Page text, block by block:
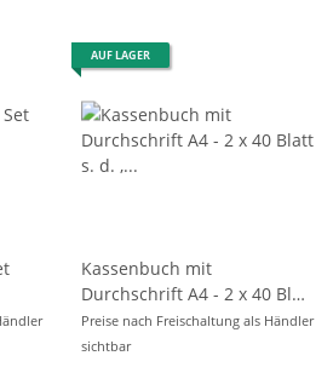
AUF LAGER
Kassenbuch mit
Durchschrift A4 - 2 x 40 Blatt
s. d. , geleimt
Preise nach Freischaltung als Händler
sichtbar